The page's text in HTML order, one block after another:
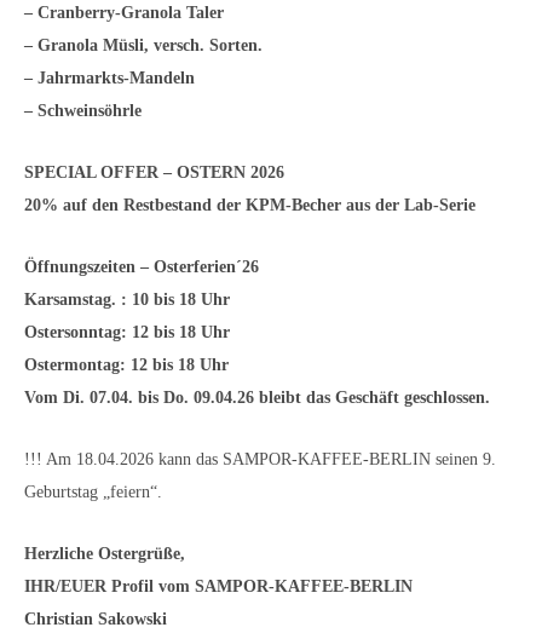
– Cranberry-Granola Taler
– Granola Müsli, versch. Sorten.
– Jahrmarkts-Mandeln
– Schweinsöhrle
SPECIAL OFFER – OSTERN 2026
20% auf den Restbestand der KPM-Becher aus der Lab-Serie
Öffnungszeiten – Osterferien´26
Karsamstag. : 10 bis 18 Uhr
Ostersonntag: 12 bis 18 Uhr
Ostermontag: 12 bis 18 Uhr
Vom Di. 07.04. bis Do. 09.04.26 bleibt das Geschäft geschlossen.
!!! Am 18.04.2026 kann das SAMPOR-KAFFEE-BERLIN seinen 9.
Geburtstag „feiern“.
Herzliche Ostergrüße,
IHR/EUER Profil vom SAMPOR-KAFFEE-BERLIN
Christian Sakowski